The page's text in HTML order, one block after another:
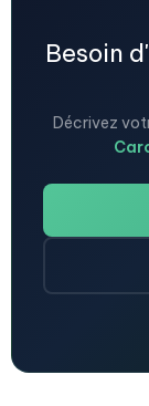
Besoin
Décrivez